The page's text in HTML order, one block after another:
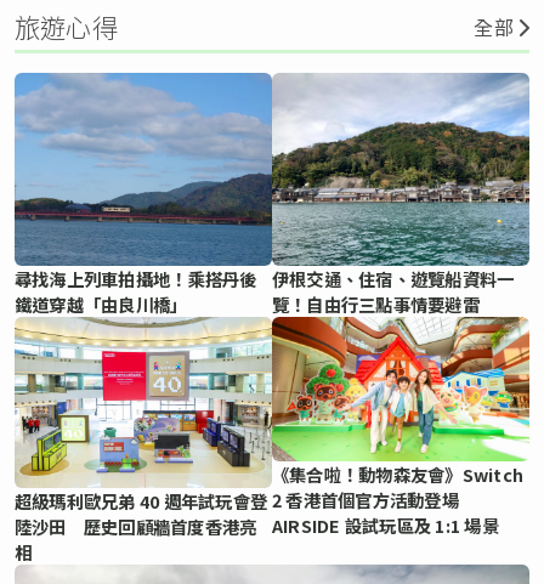
旅遊心得 全部
尋找海上列車拍攝地！乘搭丹後
鐵道穿越「由良川橋」
伊根交通、住宿、遊覽船資料一
覽！自由行三點事情要避雷
超級瑪利歐兄弟 40 週年試玩會登
陸沙田 歷史回顧牆首度香港亮
相
《集合啦！動物森友會》Switch
2 香港首個官方活動登場
AIRSIDE 設試玩區及 1:1 場景